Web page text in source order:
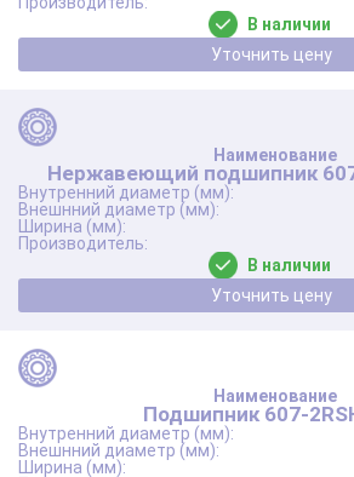
В наличии
Уточнить цену
Нержавеющий подшипник 607
В наличии
Уточнить цену
Подшипник 607-